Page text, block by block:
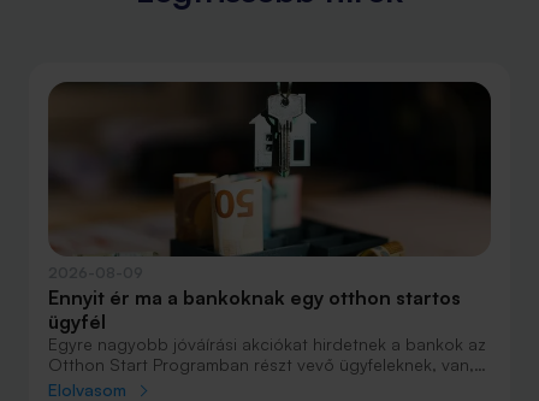
Ennyit ér ma a bankoknak egy otthon startos
ügyfél
Egyre nagyobb jóváírási akciókat hirdetnek a bankok az
Otthon Start Programban részt vevő ügyfeleknek, van,
ahol összesen akár félmillió forint jóváírást is össze lehet
Elolvasom